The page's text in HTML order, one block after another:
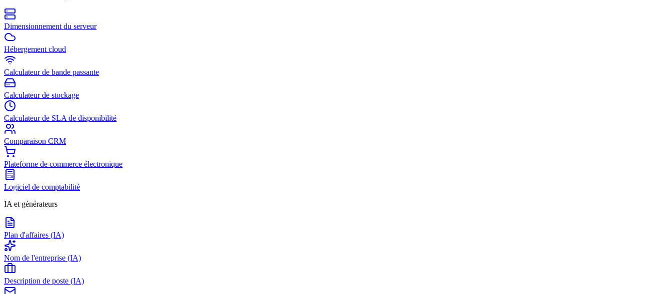
Dimensionnement du serveur
Hébergement cloud
Calculateur de bande passante
Calculateur de stockage
Calculateur de SLA de disponibilité
Comparaison CRM
Plateforme de commerce électronique
Logiciel de comptabilité
IA et générateurs
Plan d'affaires (IA)
Nom de l'entreprise (IA)
Description de poste (IA)